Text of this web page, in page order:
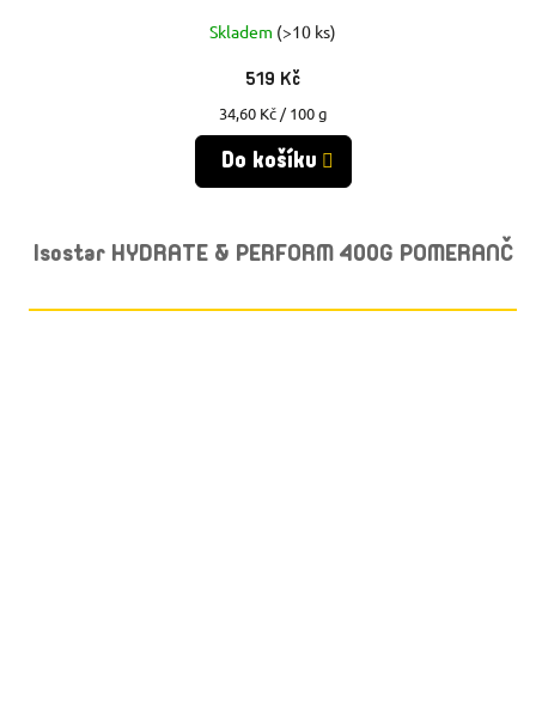
Skladem (>10 ks)
519 Kč
Měrná
cena:
34,60 Kč / 100 g
Do košíku
Isostar HYDRATE & PERFORM 400G POMERANČ